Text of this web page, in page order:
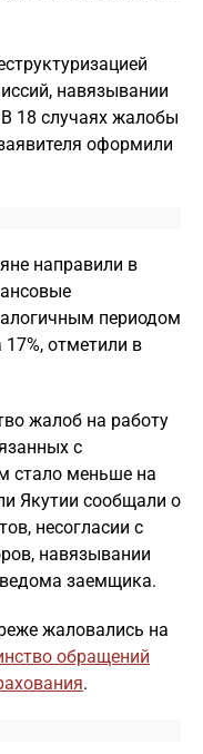
навязывании
18 случаях жалобы
оформили
направили в
периодом
17%, отметили в
жалоб на работу
с
стало меньше на
Якутии сообщали о
несогласии с
навязывании
ведома заемщика.
жаловались на
обращений
.